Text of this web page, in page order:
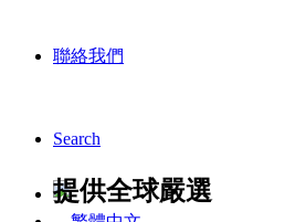
聯絡我們
Search
提供全球嚴選